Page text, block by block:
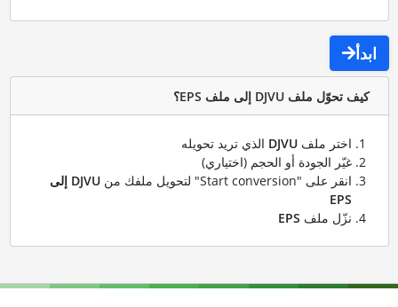
ابدأ
كيف تحوّل ملف DJVU إلى ملف EPS؟
اختر ملف DJVUالذي تريد تحويله
غيّر الجودة أو الحجم (اختياري)
انقر على "Start conversion" لتحويل ملفك من
DJVU إلى
EPS
نزّل ملف EPS